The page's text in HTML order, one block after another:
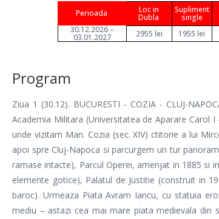
Perioada Loc in
Dubla
Supliment
single
30.12.2026 –
03.01.2027 2955 lei 1955 lei
Program
Ziua 1 (30.12). BUCURESTI - COZIA - CLUJ-
Academia Militara (Universitatea de Aparare Carol
unde vizitam Man. Cozia (sec. XIV) ctitorie a lui
apoi spre Cluj-Napoca si parcurgem un tur
ramase intacte), Parcul Operei, amenjat in 1885 si
elemente gotice), Palatul de Justitie (construit in
baroc). Urmeaza Piata Avram Iancu, cu statuia
mediu – astazi cea mai mare piata medievala din